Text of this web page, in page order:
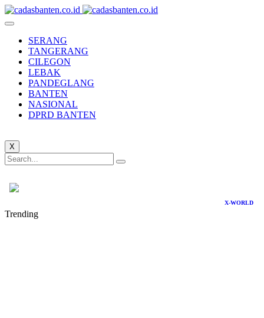
SERANG
TANGERANG
CILEGON
LEBAK
PANDEGLANG
BANTEN
NASIONAL
DPRD BANTEN
X
X-WORLD
Trending